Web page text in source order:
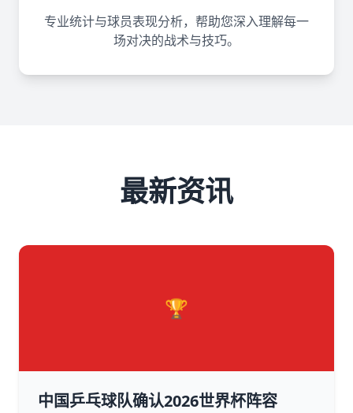
专业统计与球员表现分析，帮助您深入理解每一
场对决的战术与技巧。
最新资讯
🏆
中国乒乓球队确认2026世界杯阵容